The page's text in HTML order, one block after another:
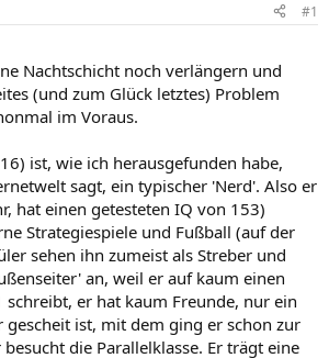
#1
Nachtschicht noch verlängern und
(und zum Glück letztes) Problem
im Voraus.
ist, wie ich herausgefunden habe,
sagt, ein typischer 'Nerd'. Also er
hat einen getesteten IQ von 153)
Strategiespiele und Fußball (auf der
sehen ihn zumeist als Streber und
an, weil er auf kaum einen
schreibt, er hat kaum Freunde, nur ein
gescheit ist, mit dem ging er schon zur
die Parallelklasse. Er trägt eine